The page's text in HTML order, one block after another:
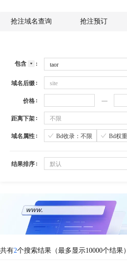
抢注域名查询 抢注预订
包含
域名后缀 site
价格
距离下架 不限
域名属性 Bd收录：不限 Bd权
结果排序 默认
共有2个搜索结果（最多显示10000个结果）